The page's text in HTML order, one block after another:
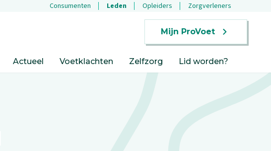
Consumenten Leden Opleiders Zorgverleners
Mijn ProVoet
Actueel Voetklachten Zelfzorg Lid worden?